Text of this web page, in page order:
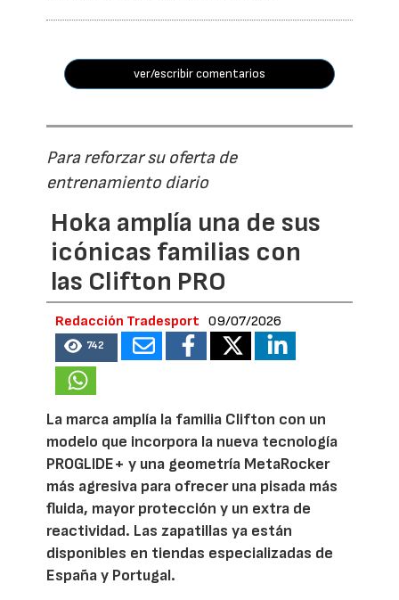
ver/escribir comentarios
Para reforzar su oferta de
entrenamiento diario
Hoka amplía una de sus
icónicas familias con
las Clifton PRO
Redacción Tradesport 09/07/2026
742
La marca amplía la familia Clifton con un
modelo que incorpora la nueva tecnología
PROGLIDE+ y una geometría MetaRocker
más agresiva para ofrecer una pisada más
fluida, mayor protección y un extra de
reactividad. Las zapatillas ya están
disponibles en tiendas especializadas de
España y Portugal.